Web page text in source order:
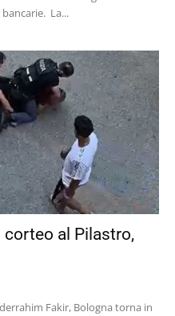
credenziali personali e informazioni bancarie. La...
al Pilastro,
Fakir, Bologna torna in